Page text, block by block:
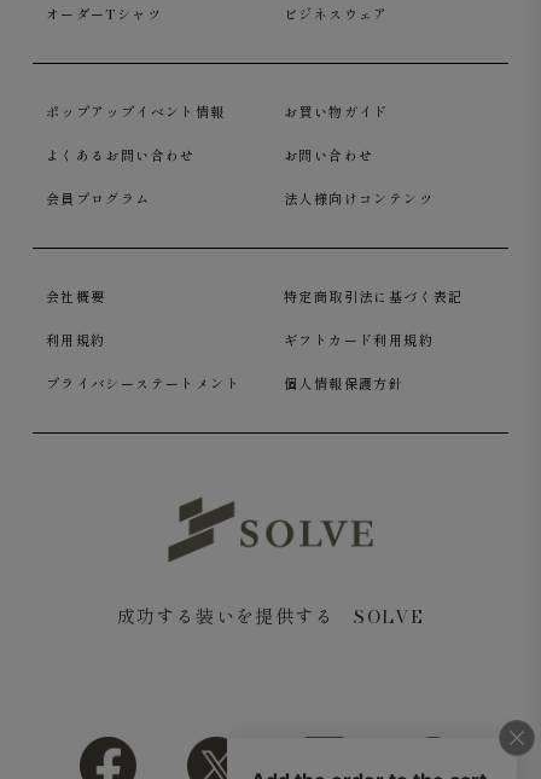
オーダーTシャツ ビジネスウェア
ポップアップイベント情報 お買い物ガイド
よくあるお問い合わせ お問い合わせ
会員プログラム 法人様向けコンテンツ
会社概要 特定商取引法に基づく表記
利用規約 ギフトカード利用規約
プライバシーステートメント 個人情報保護方針
成功する装いを提供する SOLVE